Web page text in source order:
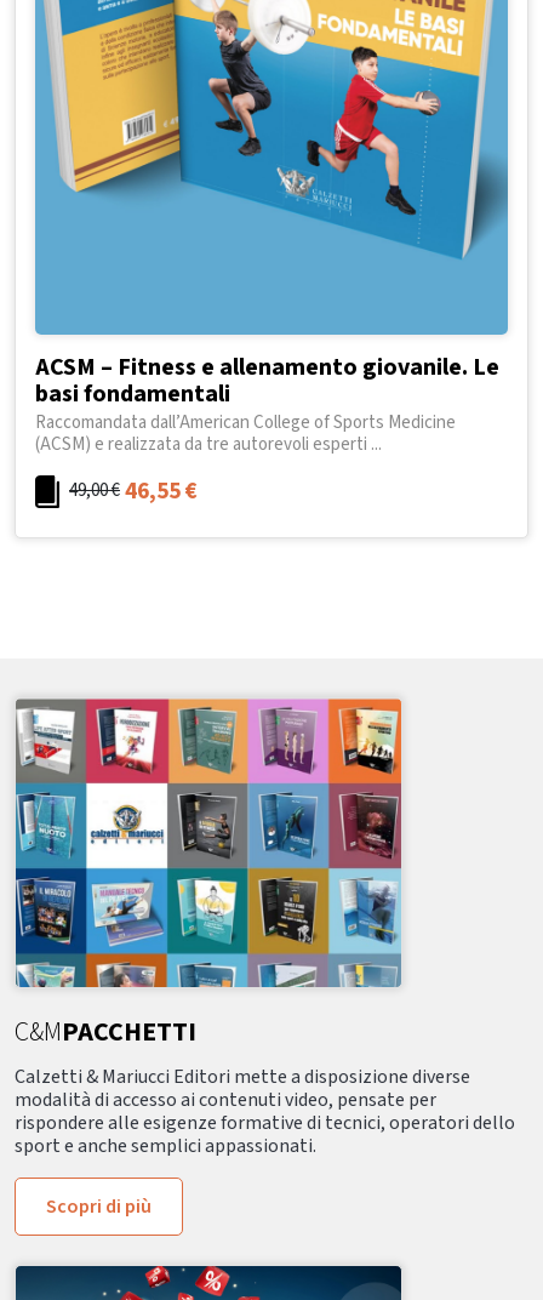
ACSM – Fitness e allenamento giovanile. Le
basi fondamentali
Raccomandata dall’American College of Sports Medicine
(ACSM) e realizzata da tre autorevoli esperti ...
49,00€46,55€
C&MPACCHETTI
Calzetti & Mariucci Editori mette a disposizione diverse
modalità di accesso ai contenuti video, pensate per
rispondere alle esigenze formative di tecnici, operatori dello
sport e anche semplici appassionati.
Scopri di più